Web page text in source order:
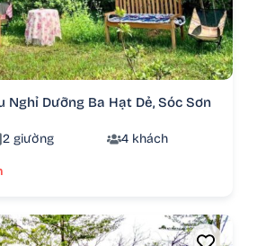
Nghỉ Dưỡng Ba Hạt Dẻ, Sóc Sơn
2 giường 4 khách